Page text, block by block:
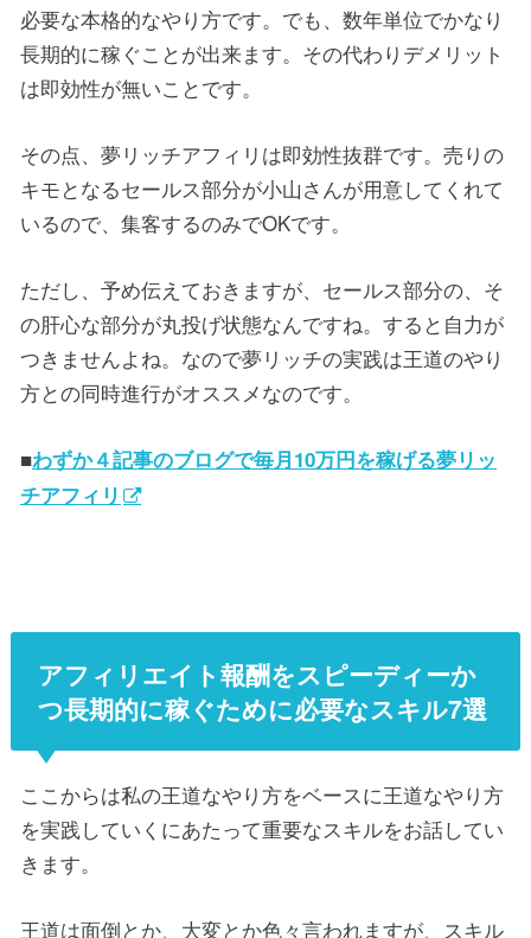
必要な本格的なやり方です。でも、数年単位でかなり
長期的に稼ぐことが出来ます。その代わりデメリット
は即効性が無いことです。
その点、夢リッチアフィリは即効性抜群です。売りの
キモとなるセールス部分が小山さんが用意してくれて
いるので、集客するのみでOKです。
ただし、予め伝えておきますが、セールス部分の、そ
の肝心な部分が丸投げ状態なんですね。すると自力が
つきませんよね。なので夢リッチの実践は王道のやり
方との同時進行がオススメなのです。
■わずか４記事のブログで毎月10万円を稼げる夢リッ
チアフィリ
アフィリエイト報酬をスピーディーか
つ長期的に稼ぐために必要なスキル7選
ここからは私の王道なやり方をベースに王道なやり方
を実践していくにあたって重要なスキルをお話してい
きます。
王道は面倒とか、大変とか色々言われますが、スキル